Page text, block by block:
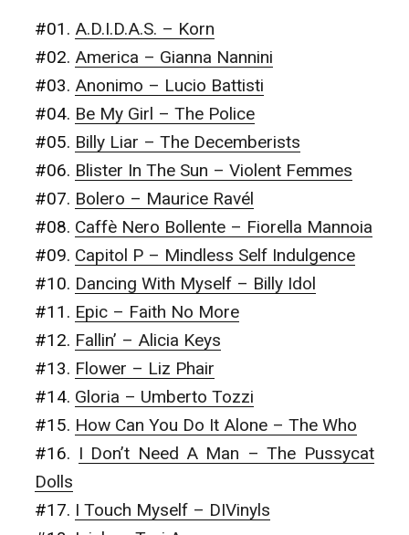
#01. A.D.I.D.A.S. – Korn
#02. America – Gianna Nannini
#03. Anonimo – Lucio Battisti
#04. Be My Girl – The Police
#05. Billy Liar – The Decemberists
#06. Blister In The Sun – Violent Femmes
#07. Bolero – Maurice Ravél
#08. Caffè Nero Bollente – Fiorella Mannoia
#09. Capitol P – Mindless Self Indulgence
#10. Dancing With Myself – Billy Idol
#11. Epic – Faith No More
#12. Fallin’ – Alicia Keys
#13. Flower – Liz Phair
#14. Gloria – Umberto Tozzi
#15. How Can You Do It Alone – The Who
#16. I Don’t Need A Man – The Pussycat
Dolls
#17. I Touch Myself – DIVinyls